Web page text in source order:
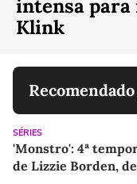
intensa
Klink
SÉRIES
'Monstro': 4ª
de Lizzie Borden,